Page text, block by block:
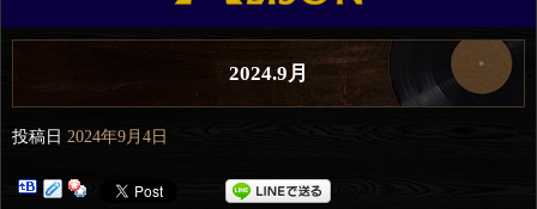
2024.9月
投稿日 2024年9月4日